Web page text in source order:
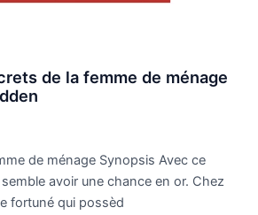
de la femme de ménage
de ménage Synopsis Avec ce
avoir une chance en or. Chez
fortuné qui possèd